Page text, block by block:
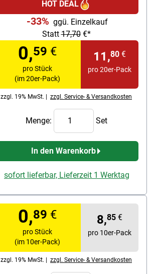
HOT DEAL
-33% ggü. Einzelkauf
Statt17,70€*
0,59 €
pro Stück
(im 20er-Pack)
11,80 €
pro 20er-Pack
zzgl. 19% MwSt. | zzgl. Service- & Versandkosten
Menge: Set
In den Warenkorb
sofort lieferbar, Lieferzeit 1 Werktag
0,89 €
pro Stück
(im 10er-Pack)
8,85 €
pro 10er-Pack
zzgl. 19% MwSt. | zzgl. Service- & Versandkosten